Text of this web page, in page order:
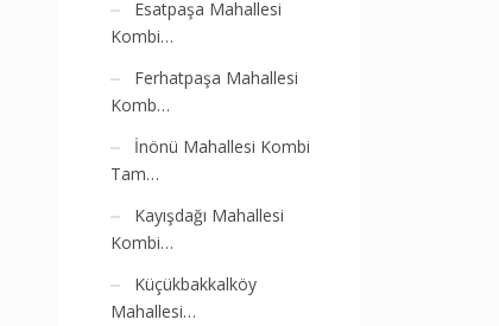
Esatpaşa Mahallesi
Kombi…
Ferhatpaşa Mahallesi
Komb…
İnönü Mahallesi Kombi
Tam…
Kayışdağı Mahallesi
Kombi…
Küçükbakkalköy
Mahallesi…